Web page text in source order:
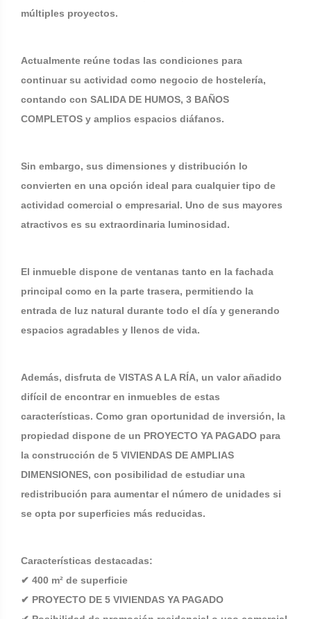
múltiples proyectos.
Actualmente reúne todas las condiciones para
continuar su actividad como negocio de hostelería,
contando con SALIDA DE HUMOS, 3 BAÑOS
COMPLETOS y amplios espacios diáfanos.
Sin embargo, sus dimensiones y distribución lo
convierten en una opción ideal para cualquier tipo de
actividad comercial o empresarial. Uno de sus mayores
atractivos es su extraordinaria luminosidad.
El inmueble dispone de ventanas tanto en la fachada
principal como en la parte trasera, permitiendo la
entrada de luz natural durante todo el día y generando
espacios agradables y llenos de vida.
Además, disfruta de VISTAS A LA RÍA, un valor añadido
difícil de encontrar en inmuebles de estas
características. Como gran oportunidad de inversión, la
propiedad dispone de un PROYECTO YA PAGADO para
la construcción de 5 VIVIENDAS DE AMPLIAS
DIMENSIONES, con posibilidad de estudiar una
redistribución para aumentar el número de unidades si
se opta por superficies más reducidas.
Características destacadas:
✔ 400 m² de superficie
✔ PROYECTO DE 5 VIVIENDAS YA PAGADO